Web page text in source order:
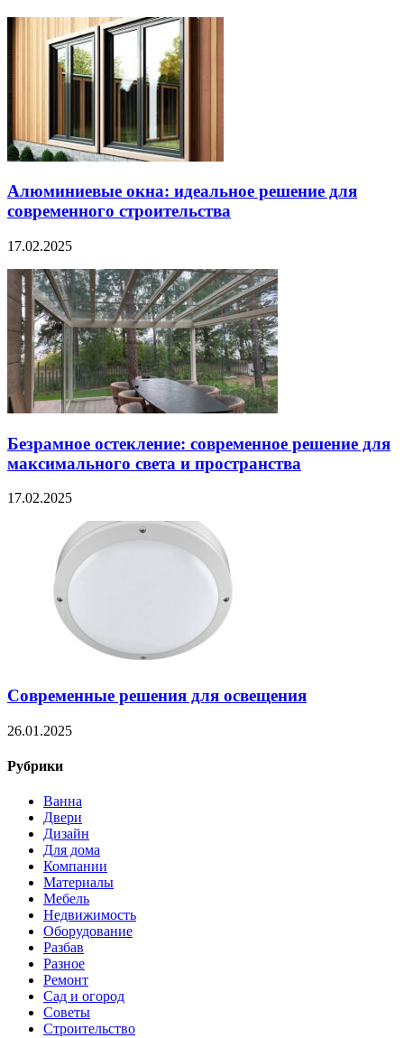
Алюминиевые окна: идеальное решение для
современного строительства
17.02.2025
Безрамное остекление: современное решение для
максимального света и пространства
17.02.2025
Современные решения для освещения
26.01.2025
Рубрики
Ванна
Двери
Дизайн
Для дома
Компании
Материалы
Мебель
Недвижимость
Оборудование
Разбав
Разное
Ремонт
Сад и огород
Советы
Строительство